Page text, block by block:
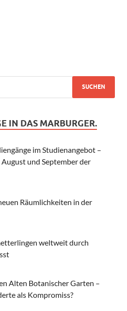
IN DAS MARBURGER.
im Studienangebot –
und September der
Räumlichkeiten in der
weltweit durch
Alten Botanischer Garten –
als Kompromiss?